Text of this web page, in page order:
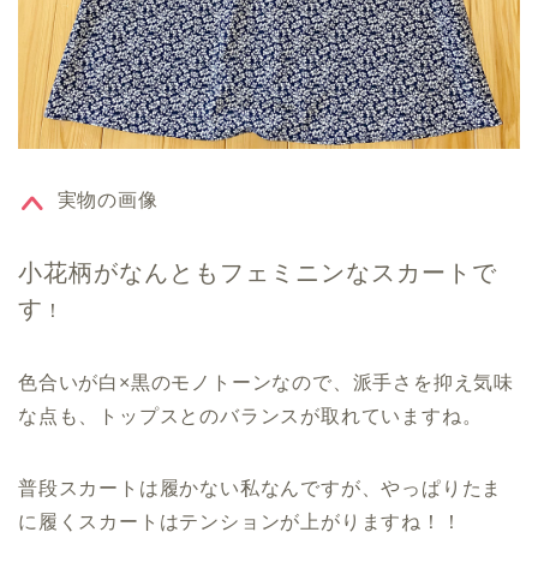
実物の画像
小花柄がなんともフェミニンなスカートで
す ！
色合いが白×黒のモノトーンなので、派手さを抑え気味
な点も、トップスとのバランスが取れていますね。
普段スカートは履かない私なんですが、やっぱりたま
に履くスカートはテンションが上がりますね！！